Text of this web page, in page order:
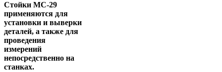
Стойки МС-29
применяются для
установки и выверки
деталей, а также для
проведения
измерений
непосредственно на
станках.